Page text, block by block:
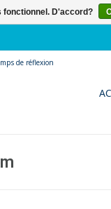
de réflexion
fonctionnel. D'accord?